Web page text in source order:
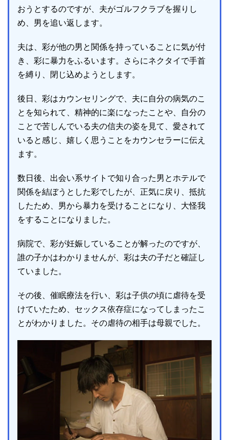
おうとするのですが、夫がゴルフクラブを握りし
め、男を追い返します。
夫は、彩が他の男と関係を持っていることに気が付
き、彩に暴力をふるいます。さらにネクタイで手首
を縛り、閉じ込めようとします。
後日、彩はカウンセリングで、夫に自分の病気のこ
とを知られて、精神的に楽になったことや、自分の
ことで苦しんでいる夫の信夫の姿を見て、愛されて
いると感じ、嬉しく思うことをカウンセラーに伝え
ます。
数日後、出会い系サイトで知り合った男とホテルで
関係を結ぼうとした彩でしたが、正気に戻り、抵抗
したため、男から暴力を受けることになり、大怪我
をすることになりました。
病院で、彩が妊娠していることが解ったのですが、
誰の子かはわかりませんが、彩は夫の子だと確証し
ていました。
その後、催眠療法を行い、彩は子供の頃に虐待を受
けていたため、セックス依存症になってしまったこ
とがわかりました。その虐待の相手は母親でした。